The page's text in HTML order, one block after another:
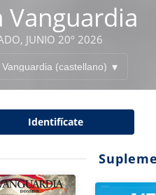
Vanguardia
JUNIO 20º 2026
Identifícate